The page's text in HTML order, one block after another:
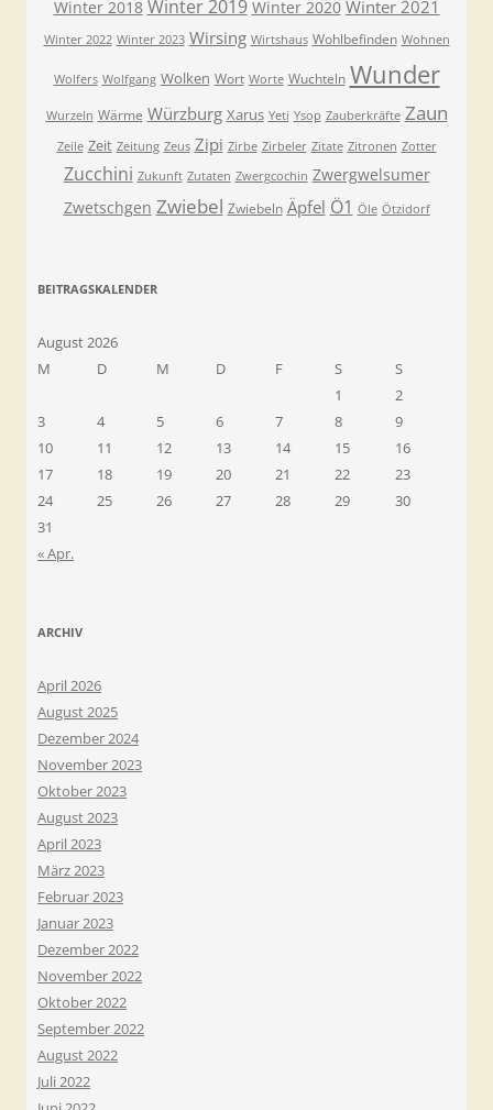
Winter 2018 Winter 2019 Winter 2020 Winter 2021
Winter 2022 Winter 2023 Wirsing Wirtshaus Wohlbefinden Wohnen
Wolfers Wolfgang Wolken Wort Worte Wuchteln Wunder
Wurzeln Wärme Würzburg Xarus Yeti Ysop Zauberkräfte Zaun
Zeile Zeit Zeitung Zeus Zipi Zirbe Zirbeler Zitate Zitronen Zotter
Zucchini Zukunft Zutaten Zwergcochin Zwergwelsumer
Zwetschgen Zwiebel Zwiebeln Äpfel Ö1 Öle Ötzidorf
BEITRAGSKALENDER
August 2026
M
D M D F S
S
1
2
3
4 5 6 7 8
9
10
11 12 13 14 15
16
17
18 19 20 21 22
23
24
25 26 27 28 29
30
31
« Apr.
ARCHIV
April 2026
August 2025
Dezember 2024
November 2023
Oktober 2023
August 2023
April 2023
März 2023
Februar 2023
Januar 2023
Dezember 2022
November 2022
Oktober 2022
September 2022
August 2022
Juli 2022